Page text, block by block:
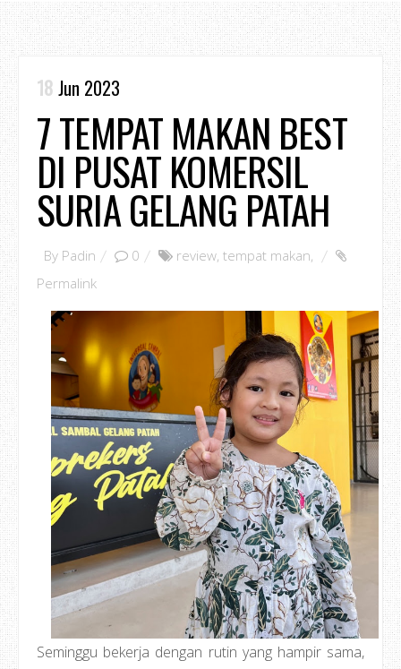
18 Jun 2023
7 TEMPAT MAKAN BEST
DI PUSAT KOMERSIL
SURIA GELANG PATAH
By Padin 0 review, tempat makan,
Permalink
Seminggu bekerja dengan rutin yang hampir sama,